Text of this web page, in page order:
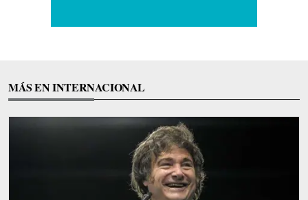
MÁS EN INTERNACIONAL